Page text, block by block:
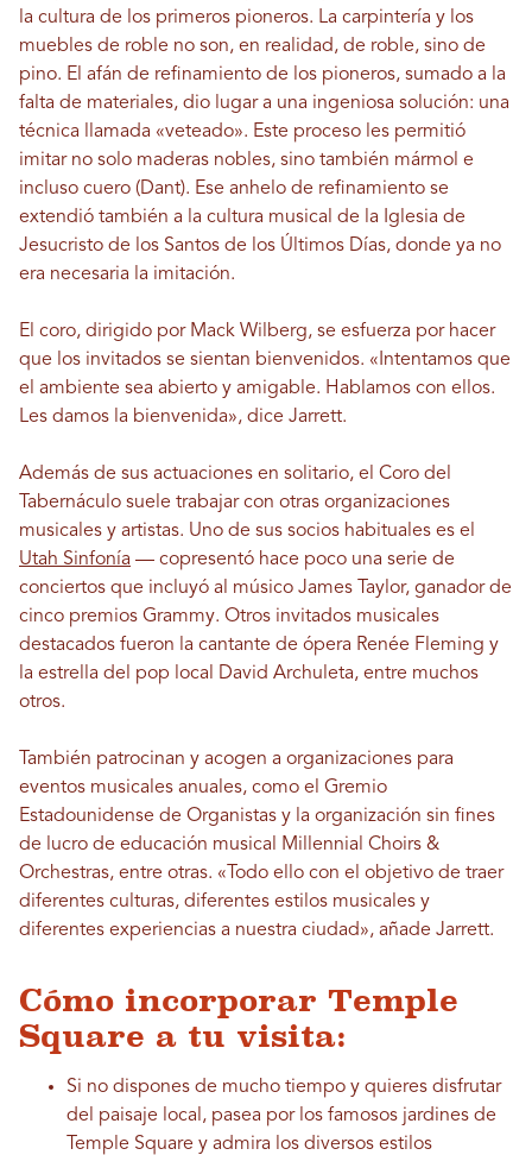
la cultura de los primeros pioneros. La carpintería y los
muebles de roble no son, en realidad, de roble, sino de
pino. El afán de refinamiento de los pioneros, sumado a la
falta de materiales, dio lugar a una ingeniosa solución: una
técnica llamada «veteado». Este proceso les permitió
imitar no solo maderas nobles, sino también mármol e
incluso cuero (Dant). Ese anhelo de refinamiento se
extendió también a la cultura musical de la Iglesia de
Jesucristo de los Santos de los Últimos Días, donde ya no
era necesaria la imitación.
El coro, dirigido por Mack Wilberg, se esfuerza por hacer
que los invitados se sientan bienvenidos. «Intentamos que
el ambiente sea abierto y amigable. Hablamos con ellos.
Les damos la bienvenida», dice Jarrett.
Además de sus actuaciones en solitario, el Coro del
Tabernáculo suele trabajar con otras organizaciones
musicales y artistas. Uno de sus socios habituales es el
Utah Sinfonía — copresentó hace poco una serie de
conciertos que incluyó al músico James Taylor, ganador de
cinco premios Grammy. Otros invitados musicales
destacados fueron la cantante de ópera Renée Fleming y
la estrella del pop local David Archuleta, entre muchos
otros.
También patrocinan y acogen a organizaciones para
eventos musicales anuales, como el Gremio
Estadounidense de Organistas y la organización sin fines
de lucro de educación musical Millennial Choirs &
Orchestras, entre otras. «Todo ello con el objetivo de traer
diferentes culturas, diferentes estilos musicales y
diferentes experiencias a nuestra ciudad», añade Jarrett.
Cómo incorporar Temple
Square a tu visita:
Si no dispones de mucho tiempo y quieres disfrutar
del paisaje local, pasea por los famosos jardines de
Temple Square y admira los diversos estilos